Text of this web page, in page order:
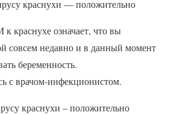
краснухи — положительно
краснухе означает, что вы
совсем недавно и в данный момент
беременность.
с врачом-инфекционистом.
краснухи – положительно